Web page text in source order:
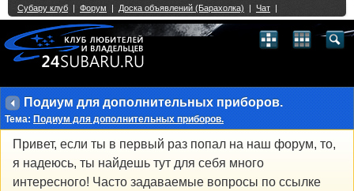
Подиум для дополнительных приборов.
Тема: Подиум для дополнительных приборов.
Привет, если ты в первый раз попал на наш форум, то,
я надеюсь, ты найдешь тут для себя много
интересного! Часто задаваемые вопросы по ссылке
Single Sign On provided byvBSSO
2 3 4 5 6 7 8 9 10 11 12 13 14 15 16 17 18 21 22 23 24 25 26
27 28 29 30 31 32 33 40 41 42 43